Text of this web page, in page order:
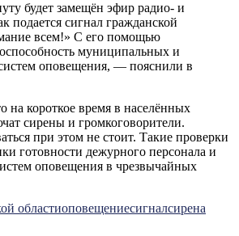
будет замещён эфир радио- и
подается сигнал гражданской
всем!» С его помощью
муниципальных и
оповещения, — пояснили в
на короткое время в населённых
сирены и громкоговорители.
при этом не стоит. Такие проверки
готовности дежурного персонала и
оповещения в чрезвычайных
областиоповещениесигналсирена